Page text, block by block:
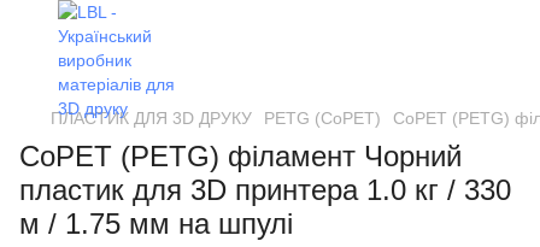
ПЛАСТИК ДЛЯ 3D ДРУКУ PETG (CoPET) CoPET (PETG)
CoPET (PETG) філамент Чорний
пластик для 3D принтера 1.0 кг / 330
м / 1.75 мм на шпулі